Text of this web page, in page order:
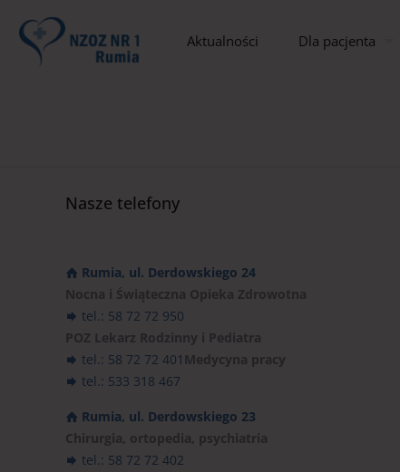
Aktualności Dla pacjenta
Nasze telefony
Rumia, ul. Derdowskiego 24
Nocna i Świąteczna Opieka Zdrowotna
tel.: 58 72 72 950
POZ Lekarz Rodzinny i Pediatra
tel.: 58 72 72 401 Medycyna pracy
tel.: 533 318 467
Rumia, ul. Derdowskiego 23
Chirurgia, ortopedia, psychiatria
tel.: 58 72 72 402